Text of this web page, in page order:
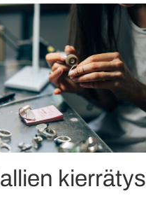
kierrätys